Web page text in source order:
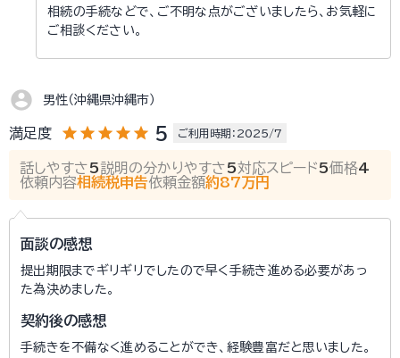
相続の手続などで、ご不明な点がございましたら、お気軽に
ご相談ください。
account_circle 男性（沖縄県沖縄市）
満足度 star star star star star 5 ご利用時期：2025/7
話しやすさ5説明の分かりやすさ5対応スピード5価格4
依頼内容相続税申告依頼金額約87万円
面談の感想
提出期限までギリギリでしたので早く手続き進める必要があっ
た為決めました。
契約後の感想
手続きを不備なく進めることができ、経験豊富だと思いました。